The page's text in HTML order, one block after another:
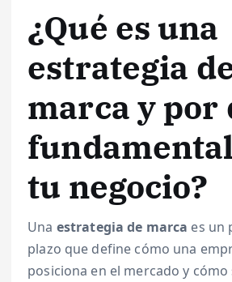
¿Qué es una
estrategia
marca y por
tu negocio?
Una estrategia de marca es un
plazo que define cómo una
posiciona en el mercado y cómo